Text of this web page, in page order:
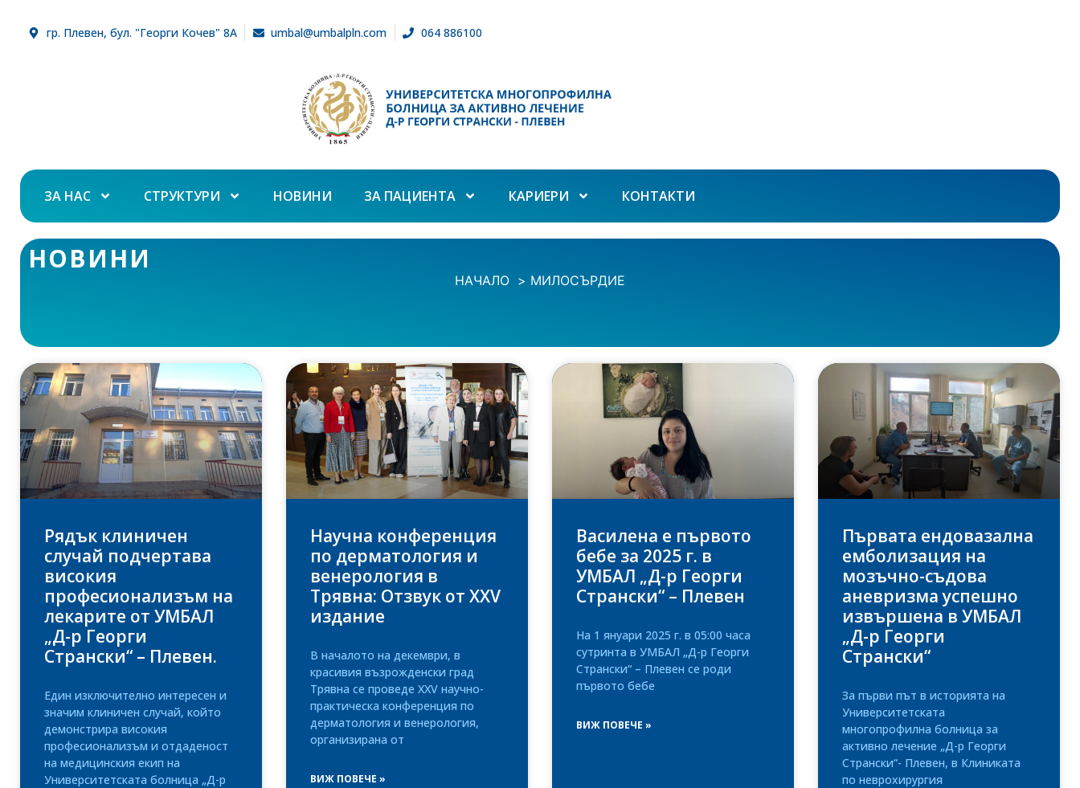
гр. Плевен, бул. "Георги Кочев" 8А umbal@umbalpln.com 064 886100
ЗА НАС СТРУКТУРИ НОВИНИ ЗА ПАЦИЕНТА КАРИЕРИ КОНТАКТИ
НОВИНИ
НАЧАЛО МИЛОСЪРДИЕ
Рядък клиничен
случай подчертава
високия
професионализъм на
лекарите от УМБАЛ
„Д-р Георги
Странски“ – Плевен.
Един изключително интересен и
значим клиничен случай, който
демонстрира високия
професионализъм и отдаденост
на медицинския екип на
Университетската болница „Д-р
Научна конференция
по дерматология и
венерология в
Трявна: Отзвук от XXV
издание
В началото на декември, в
красивия възрожденски град
Трявна се проведе XXV научно-
практическа конференция по
дерматология и венерология,
организирана от
ВИЖ ПОВЕЧЕ »
Василена е първото
бебе за 2025 г. в
УМБАЛ „Д-р Георги
Странски“ – Плевен
На 1 януари 2025 г. в 05:00 часа
сутринта в УМБАЛ „Д-р Георги
Странски“ – Плевен се роди
първото бебе
ВИЖ ПОВЕЧЕ »
Първата ендовазална
емболизация на
мозъчно-съдова
аневризма успешно
извършена в УМБАЛ
„Д-р Георги
Странски“
За първи път в историята на
Университетската
многопрофилна болница за
активно лечение „Д-р Георги
Странски“- Плевен, в Клиниката
по неврохирургия